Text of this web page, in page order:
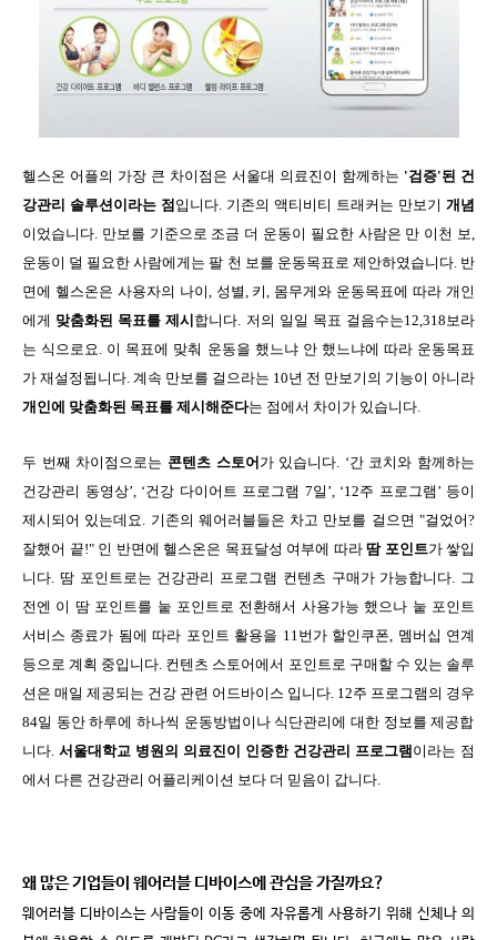
헬스온 어플의 가장 큰 차이점은 서울대 의료진이 함께하는 '검증'된 건
강관리 솔루션이라는 점 입니다 기존의 액티비티 트래커는 만보기 개념
이었습니다 만보를 기준으로 조금 더 운동이 필요한 사람은 만 이천 보
운동이 덜 필요한 사람에게는 팔 천 보를 운동목표로 제안하였습니다. 반
면에 헬스온은 사용자의 나이
성별 키
몸무게와 운동목표에 따라 개인
에게 맞춤화된 목표를 제시 합니다 저의 일일 목표 걸음수는12,318 보라
는 식으로요
이 목표에 맞춰 운동을 했느냐 안 했느냐에 따라 운동목표
가 재설정됩니다 계속 만보를 걸으라는 10년 전 만보기의 기능이 아니라
개인에 맞춤화된 목표를 제시해준다는 점에서 차이가 있습니다
두 번째 차이점으로는 콘텐츠 스토어 가 있습니다 ‘간 코치와 함께하는
건강관리 동영상’, ‘건강 다이어트 프로그램 7일 ’, ‘12주 프로그램 ’ 등이
제시되어 있는데요
기존의 웨어러블들은 차고 만보를 걸으면 "걸었어?
잘했어 끝!" 인 반면에 헬스온은 목표달성 여부에 따라 땀 포인트가 쌓입
니다 땀 포인트로는 건강관리 프로그램 컨텐츠 구매가 가능합니다
그
전엔 이 땀 포인트를 눝 포인트로 전환해서 사용가능 했으나 눝 포인트
서비스 종료가 됨에 따라 포인트 활용을 11 번가 할인쿠폰
멤버십 연계
등으로 계획 중입니다 컨텐츠 스토어에서 포인트로 구매할 수 있는 솔루
션은 매일 제공되는 건강 관련 어드바이스 입니다 . 12주 프로그램의 경우
84일 동안 하루에 하나씩 운동방법이나 식단관리에 대한 정보를 제공합
니다 서울대학교 병원의 의료진이 인증한 건강관리 프로그램 이라는 점
에서 다른 건강관리 어플리케이션 보다 더 믿음이 갑니다
왜 많은 기업들이 웨어러블 디바이스에 관심을 가질까요?
웨어러블 디바이스는 사람들이 이동 중에 자유롭게 사용하기 위해 신체나 의